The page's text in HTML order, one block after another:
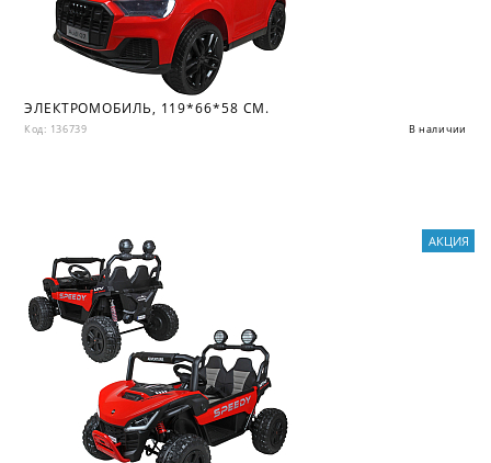
ЭЛЕКТРОМОБИЛЬ, 119*66*58 СМ.
Код: 136739 В наличии
АКЦИЯ